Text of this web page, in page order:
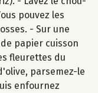
pouvez les
- Sur une
papier cuisson
fleurettes du
parsemez-le
enfournez